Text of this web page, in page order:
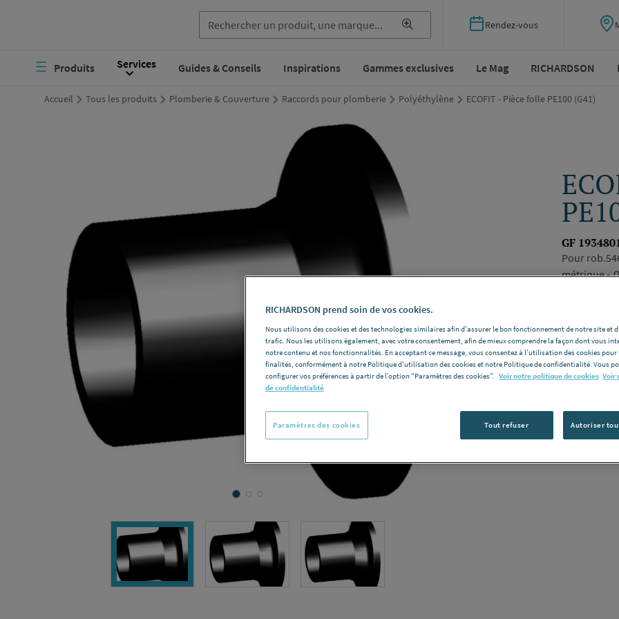
contenu
Rendez-vous
principaleProduits Services Guides & Conseils Inspirations Gammes exclusives Le Mag RICHARDSON
Accueil Tous les produits Plomberie & Couverture Raccords pour plomberie Polyéthylène ECOFIT - Pièce folle PE100 (G41)
GF
Pour
métrique -
Vous avez un
RICHARDSON prend soin de vos cookies.
Nous utilisons des cookies et des technologies similaires afin d'assurer le bon fonctionnement de notre site et
trafic. Nous les utilisons également, avec votre consentement, afin de mieux comprendre la façon dont vous
notre contenu et nos fonctionnalités. En acceptant ce message, vous consentez à l’utilisation des cookies pour
finalités, conformément à notre Politique d'utilisation des cookies et notre Politique de confidentialité. Vous
configurer vos préférences à partir de l’option "Paramètres des cookies”.
Voir notre politique de cookies Voir
de confidentialité
Tout refuser Autoriser
Paramètres des cookies